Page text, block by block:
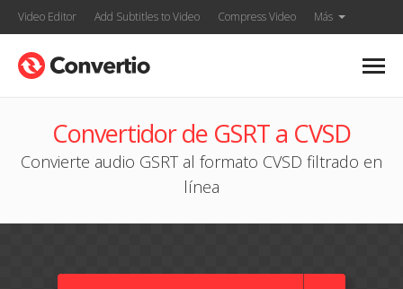
Video Editor Add Subtitles to Video Compress Video Más
Convertidor de GSRT a CVSD
Convierte audio GSRT al formato CVSD filtrado en
línea